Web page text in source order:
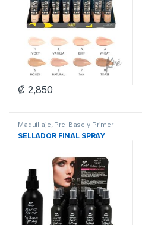
₡ 2,850
Maquillaje, Pre-Base y Primer
SELLADOR FINAL SPRAY